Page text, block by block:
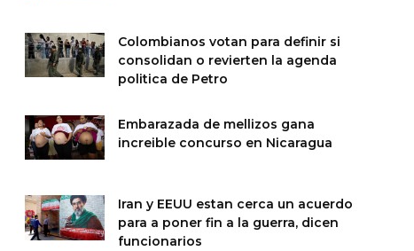
Colombianos votan para definir si
consolidan o revierten la agenda
politica de Petro
Embarazada de mellizos gana
increible concurso en Nicaragua
Iran y EEUU estan cerca un acuerdo
para a poner fin a la guerra, dicen
funcionarios